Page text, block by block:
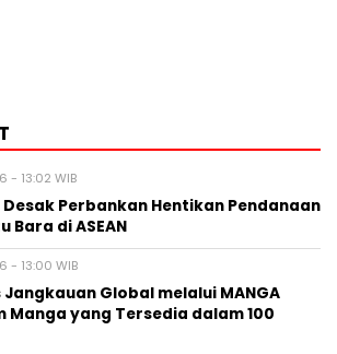
- 13:02 WIB
Desak Perbankan Hentikan Pendanaan
Bara di ASEAN
- 13:00 WIB
Jangkauan Global melalui MANGA
Manga yang Tersedia dalam 100